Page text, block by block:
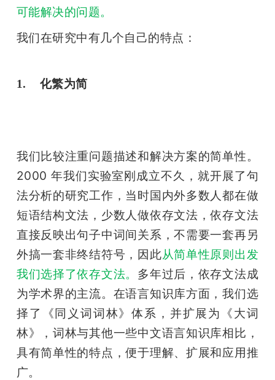
可能解决的问题。
我们在研究中有几个自己的特点：
1.    化繁为简
我们比较注重问题描述和解决方案的简单性。
2000 年我们实验室刚成立不久，就开展了句
法分析的研究工作，当时国内外多数人都在做
短语结构文法，少数人做依存文法，依存文法
直接反映出句子中词间关系，不需要一套再另
外搞一套非终结符号，因此从简单性原则出发
我们选择了依存文法。 多年过后，依存文法成
为学术界的主流。在语言知识库方面，我们选
择了《同义词词林》体系，并扩展为《大词
林》，词林与其他一些中文语言知识库相比，
具有简单性的特点，便于理解、扩展和应用推
广。